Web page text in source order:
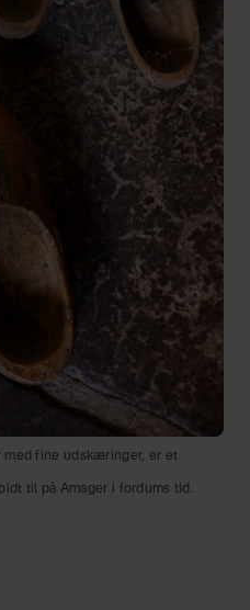
med fine udskæringer, er et
til på Amager i fordums tid.